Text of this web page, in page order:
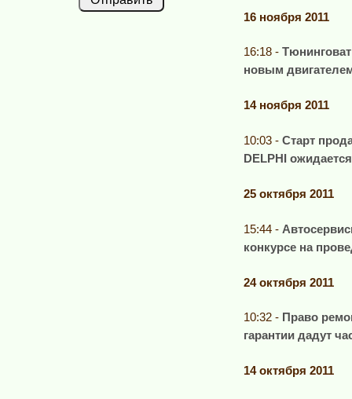
16 ноября 2011
16:18 -
новым
14 ноября 2011
10:03 - Старт
DELPHI
25 октября 2011
15:44 -
конкурсе на
24 октября 2011
10:32 - Право
гарантии дадут
14 октября 2011